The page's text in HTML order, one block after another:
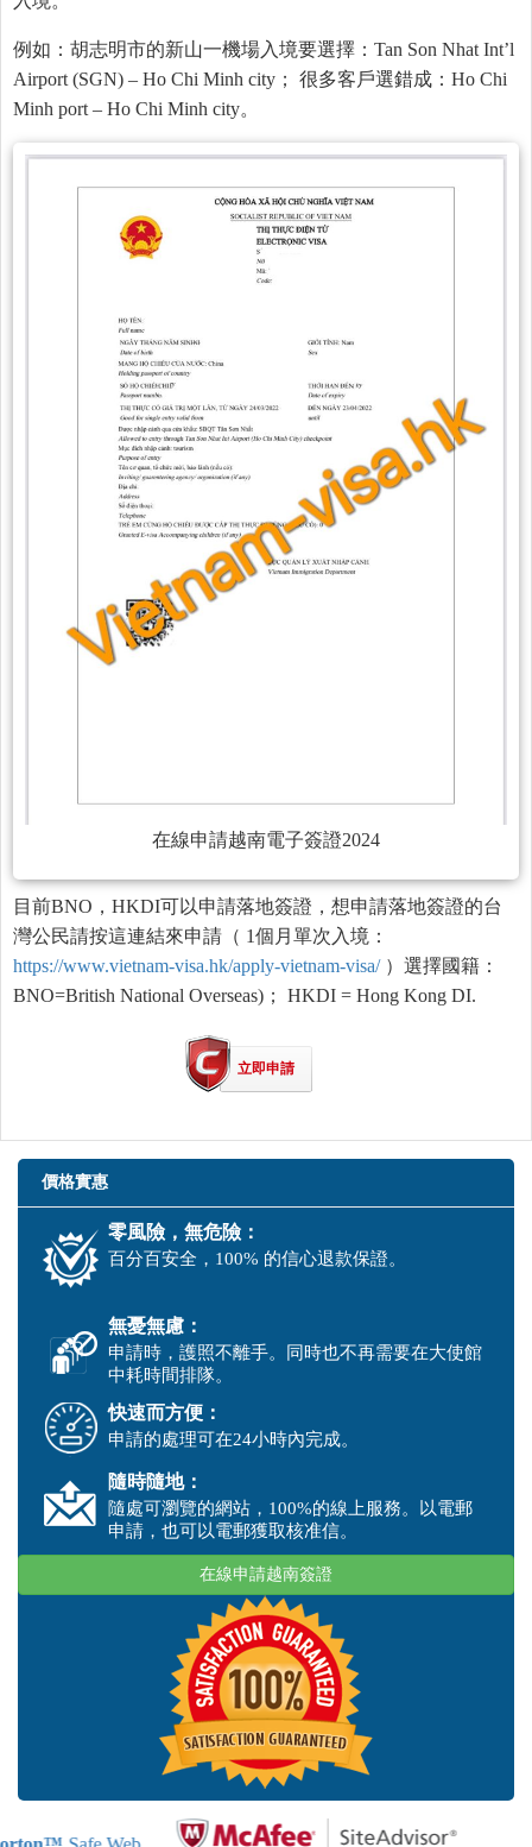
例如：胡志明市的新山一機場入境要選擇：Tan Son Nhat Int’l
Airport (SGN) – Ho Chi Minh city； 很多客戶選錯成：Ho Chi
Minh port – Ho Chi Minh city。
在線申請越南電子簽證2024
目前BNO，HKDI可以申請落地簽證，想申請落地簽證的台
灣公民請按這連結來申請（ 1個月單次入境：
https://www.vietnam-visa.hk/apply-vietnam-visa/）選擇國籍：
BNO=British National Overseas)； HKDI = Hong Kong DI.
立即申請
價格實惠
零風險，無危險：
百分百安全，100% 的信心退款保證。
無憂無慮：
申請時，護照不離手。同時也不再需要在大使館
中耗時間排隊。
快速而方便：
申請的處理可在24小時內完成。
隨時隨地：
隨處可瀏覽的網站，100%的線上服務。以電郵
申請，也可以電郵獲取核准信。
在線申請越南簽證